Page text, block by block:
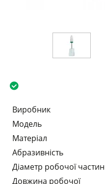
Виробник
Модель
Матеріал
Абразивність
Діаметр робочої
Довжина робочої